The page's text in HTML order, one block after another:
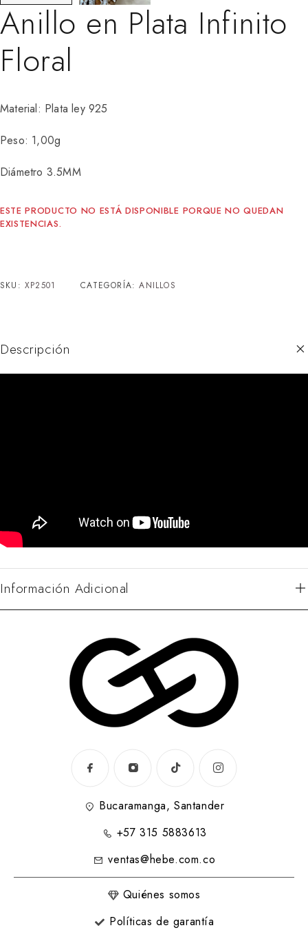
Anillo en Plata Infinito
Floral
Material: Plata ley 925
Peso: 1,00g
Diámetro 3.5MM
ESTE PRODUCTO NO ESTÁ DISPONIBLE PORQUE NO QUEDAN
EXISTENCIAS.
SKU: XP2501 CATEGORÍA:ANILLOS
Descripción
Información Adicional
Bucaramanga, Santander
+57 315 5883613
ventas@hebe.com.co
Quiénes somos
Políticas de garantía